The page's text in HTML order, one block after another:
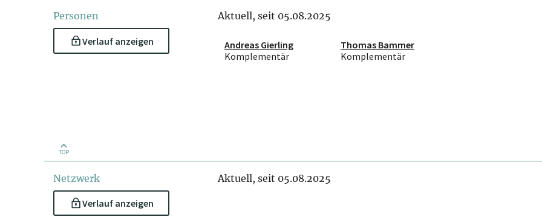
Personen
Verlauf anzeigen
Aktuell, seit 05.08.2025
Andreas Gierling
Komplementär
Thomas Bammer
Komplementär
TOP
Netzwerk
Verlauf anzeigen
Aktuell, seit 05.08.2025